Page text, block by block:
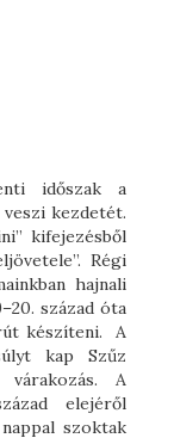
időszak a
kezdetét.
kifejezésből
Régi
hajnali
század óta
készíteni. A
kap Szűz
A
elejéről
szoktak